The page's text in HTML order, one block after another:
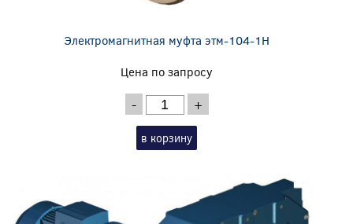
Электромагнитная муфта этм-104-1Н
Цена по запросу
- +
в корзину